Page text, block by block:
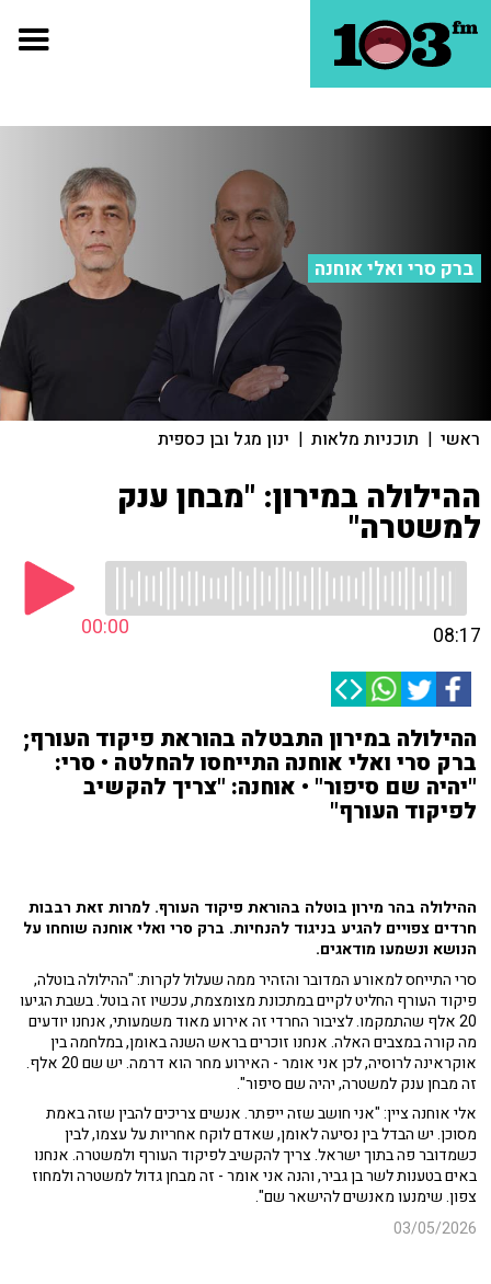
ברק סרי ואלי אוחנה
ראשי | תוכניות מלאות | ינון מגל ובן כספית
ההילולה במירון: "מבחן ענק
למשטרה"
00:00 08:17
ההילולה במירון התבטלה בהוראת פיקוד העורף;
ברק סרי ואלי אוחנה התייחסו להחלטה • סרי:
"יהיה שם סיפור" • אוחנה: "צריך להקשיב
לפיקוד העורף"
ההילולה בהר מירון בוטלה בהוראת פיקוד העורף. למרות זאת רבבות
חרדים צפויים להגיע בניגוד להנחיות. ברק סרי ואלי אוחנה שוחחו על
הנושא ונשמעו מודאגים.
סרי התייחס למאורע המדובר והזהיר ממה שעלול לקרות: "ההילולה בוטלה,
פיקוד העורף החליט לקיים במתכונת מצומצמת, עכשיו זה בוטל. בשבת הגיעו
20 אלף שהתמקמו. לציבור החרדי זה אירוע מאוד משמעותי, אנחנו יודעים
מה קורה במצבים האלה. אנחנו זוכרים בראש השנה באומן, במלחמה בין
אוקראינה לרוסיה, לכן אני אומר - האירוע מחר הוא דרמה. יש שם 20 אלף.
זה מבחן ענק למשטרה, יהיה שם סיפור".
אלי אוחנה ציין: "אני חושב שזה ייפתר. אנשים צריכים להבין שזה באמת
מסוכן. יש הבדל בין נסיעה לאומן, שאדם לוקח אחריות על עצמו, לבין
כשמדובר פה בתוך ישראל. צריך להקשיב לפיקוד העורף ולמשטרה. אנחנו
באים בטענות לשר בן גביר, והנה אני אומר - זה מבחן גדול למשטרה ולמחוז
צפון. שימנעו מאנשים להישאר שם".
03/05/2026